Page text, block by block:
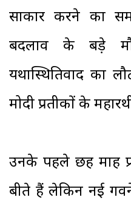
साकार करने का
बदलाव के बड़े
यथास्थितिवाद का
मोदी प्रतीकों के
उनके पहले छह माह
बीते हैं लेकिन नई